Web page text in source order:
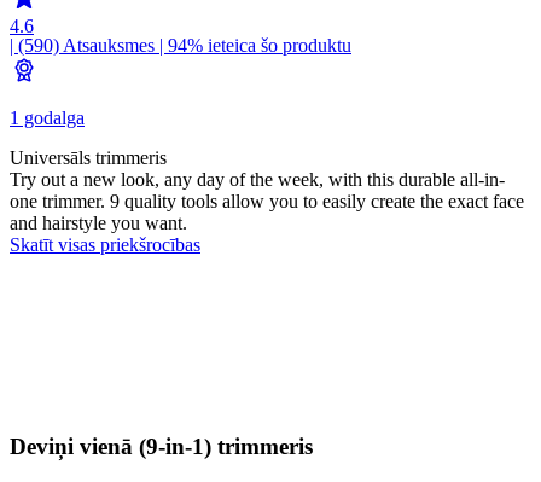
4.6
| (590) Atsauksmes | 94% ieteica šo produktu
1 godalga
Universāls trimmeris
Try out a new look, any day of the week, with this durable all-in-
one trimmer. 9 quality tools allow you to easily create the exact face
and hairstyle you want.
Skatīt visas priekšrocības
Deviņi vienā (9-in-1) trimmeris